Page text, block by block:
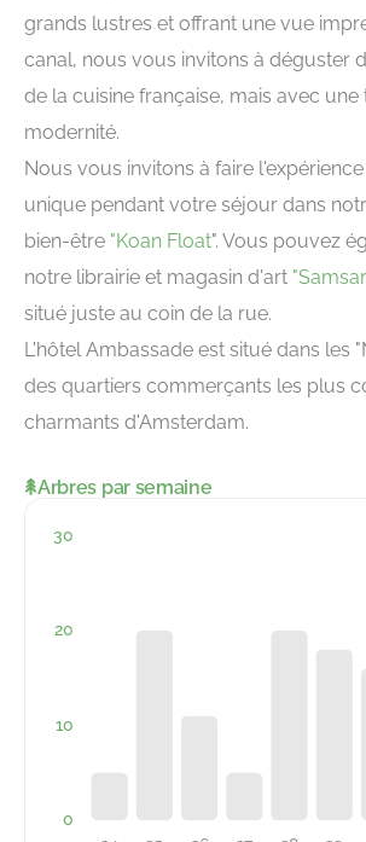
grands lustres et offrant une vue
canal, nous vous invitons à déguster
de la cuisine française, mais avec
modernité.
Nous vous invitons à faire
unique pendant votre séjour dans
bien-être "Koan Float". Vous pouvez
notre librairie et magasin d'art
situé juste au coin de la rue.
L'hôtel Ambassade est situé dans les
des quartiers commerçants les plus
charmants d'Amsterdam.
Arbres par semaine